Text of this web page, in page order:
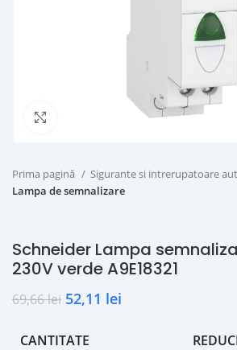
Prima pagină
Sigurante si intrerupatoare
Lampa de semnalizare
Schneider Lampa
230V verde A9E18321
69,66lei 52,11 lei
CANTITATE